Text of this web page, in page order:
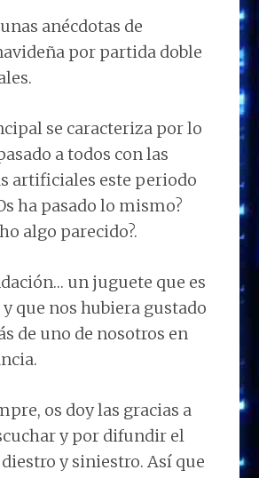
anécdotas de
por partida doble
se caracteriza por lo
a todos con las
artificiales este periodo
ha pasado lo mismo?
algo parecido?.
un juguete que es
que nos hubiera gustado
de uno de nosotros en
os doy las gracias a
y por difundir el
y siniestro. Así que